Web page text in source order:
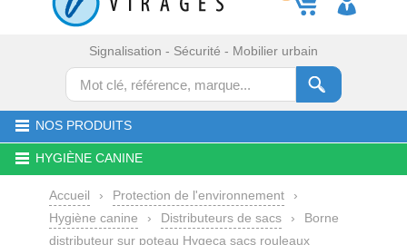
Signalisation - Sécurité - Mobilier urbain
NOS PRODUITS
HYGIÈNE CANINE
Accueil › Protection de l'environnement
›
Hygiène canine
› Distributeurs de sacs ›
Borne
distributeur sur poteau Hygeca sacs rouleaux